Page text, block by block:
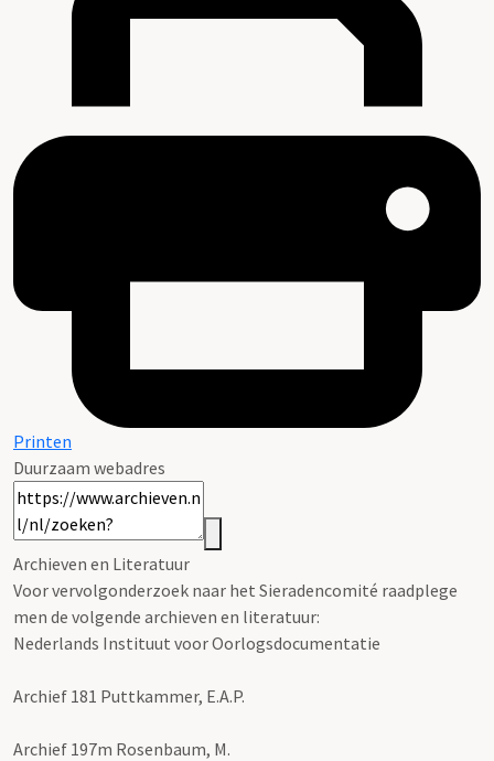
Printen
Duurzaam webadres
Archieven en Literatuur
Voor vervolgonderzoek naar het Sieradencomité raadplege
men de volgende archieven en literatuur:
Nederlands Instituut voor Oorlogsdocumentatie
Archief 181 Puttkammer, E.A.P.
Archief 197m Rosenbaum, M.